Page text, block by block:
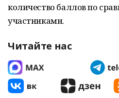
количество баллов по
участниками.
Читайте нас